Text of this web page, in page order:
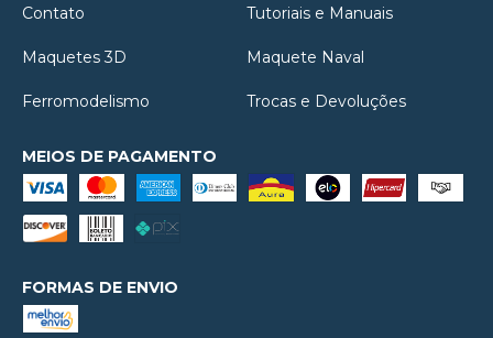
Contato Tutoriais e Manuais
Maquetes 3D Maquete Naval
Ferromodelismo Trocas e Devoluções
MEIOS DE PAGAMENTO
FORMAS DE ENVIO